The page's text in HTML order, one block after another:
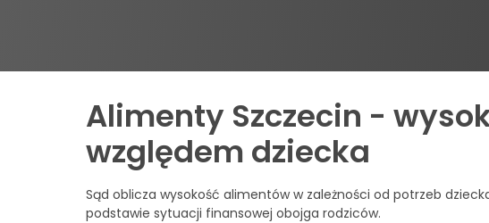
Alimenty Szczecin -
względem dziecka
Sąd oblicza wysokość alimentów w zależności od potrzeb
podstawie sytuacji finansowej obojga rodziców.